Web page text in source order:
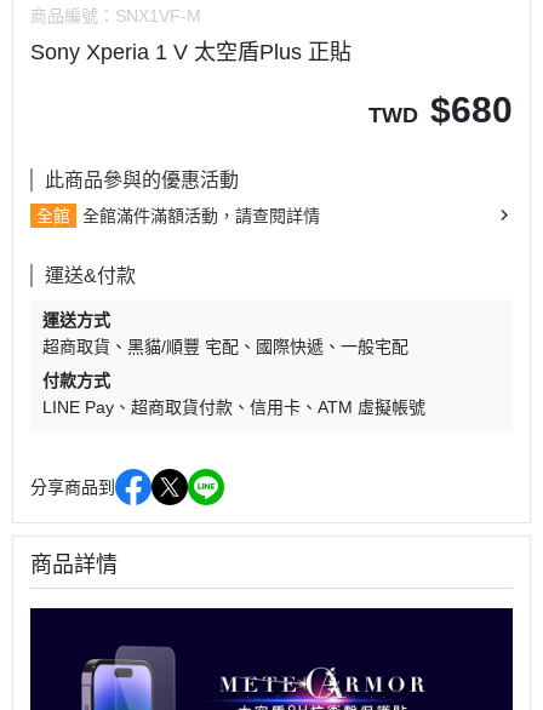
商品編號： SNX1VF-M
Sony Xperia 1 V 太空盾Plus 正貼
TWD $680
此商品參與的優惠活動
全館 全館滿件滿額活動，請查閱詳情
運送&付款
運送方式
超商取貨
黑貓/順豐 宅配 國際快遞
一般宅配
付款方式
LINE Pay
超商取貨付款 信用卡 ATM 虛擬帳號
分享商品到
商品詳情